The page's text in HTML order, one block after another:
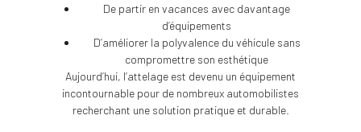
De partir en vacances avec davantage
d’équipements
D’améliorer la polyvalence du véhicule sans
compromettre son esthétique
Aujourd’hui, l’attelage est devenu un équipement
incontournable pour de nombreux automobilistes
recherchant une solution pratique et durable.